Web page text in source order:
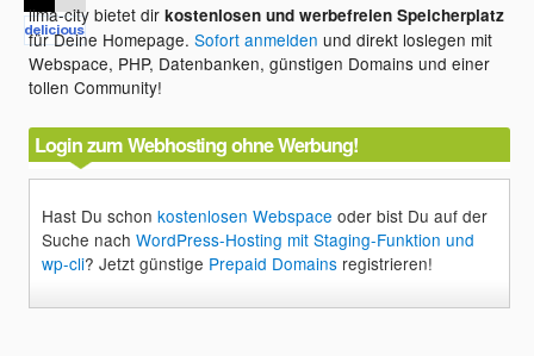
lima-city bietet dirkostenlosen und werbefreien Speicherplatz
für Deine Homepage.Sofort anmelden und direkt loslegen mit
Webspace, PHP, Datenbanken, günstigen Domains und einer
tollen Community!
Login zum Webhosting ohne Werbung!
Hast Du schonkostenlosen Webspace oder bist Du auf der
Suche nachWordPress-Hosting mit Staging-Funktion und
wp-cli? Jetzt günstige Prepaid Domains registrieren!